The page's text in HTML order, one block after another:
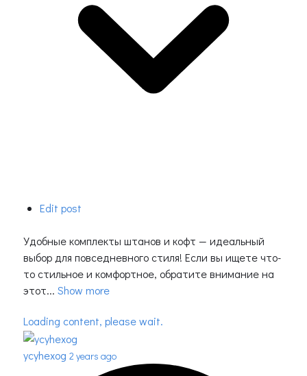
Edit post
Удобные комплекты штанов и кофт — идеальный
выбор для повседневного стиля! Если вы ищете что-
то стильное и комфортное, обратите внимание на
этот... Show more
Loading content, please wait.
ycyhexog 2 years ago